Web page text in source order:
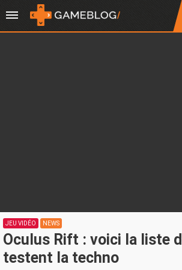
JEU VIDÉO NEWS
Oculus Rift : voici la liste
testent la techno